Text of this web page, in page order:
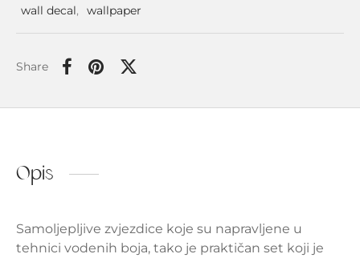
wall decal, wallpaper
Share
Opis
Samoljepljive zvjezdice koje su napravljene u
tehnici vodenih boja, tako je praktičan set koji je